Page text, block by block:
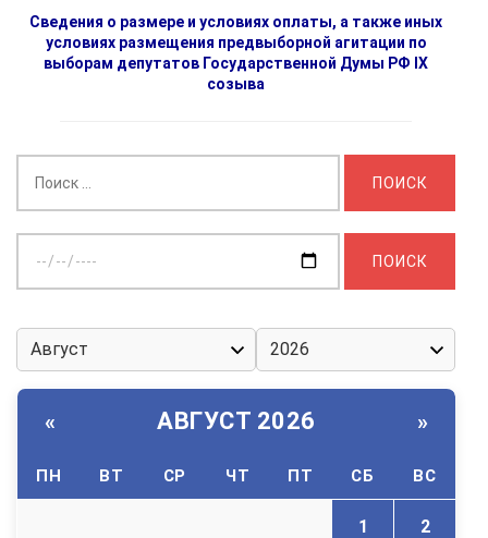
Сведения о размере и условиях оплаты, а также иных
условиях размещения предвыборной агитации по
выборам депутатов Государственной Думы РФ IX
созыва
дату:
« АВГУСТ 2026 »
ПН ВТ СР ЧТ ПТ СБ ВС
1 2